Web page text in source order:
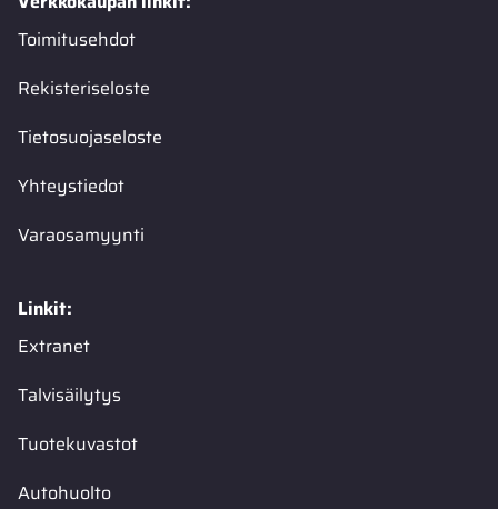
Toimitusehdot
Rekisteriseloste
Tietosuojaseloste
Yhteystiedot
Varaosamyynti
Linkit:
Extranet
Talvisäilytys
Tuotekuvastot
Autohuolto